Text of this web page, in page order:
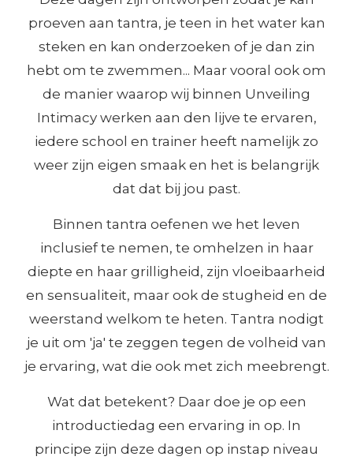
proeven aan tantra, je teen in het water kan
steken en kan onderzoeken of je dan zin
hebt om te zwemmen... Maar vooral ook om
de manier waarop wij binnen Unveiling
Intimacy werken aan den lijve te ervaren,
iedere school en trainer heeft namelijk zo
weer zijn eigen smaak en het is belangrijk
dat dat bij jou past.
Binnen tantra oefenen we het leven
inclusief te nemen, te omhelzen in haar
diepte en haar grilligheid, zijn vloeibaarheid
en sensualiteit, maar ook de stugheid en de
weerstand welkom te heten. Tantra nodigt
je uit om 'ja' te zeggen tegen de volheid van
je ervaring, wat die ook met zich meebrengt.
Wat dat betekent? Daar doe je op een
introductiedag een ervaring in op. In
principe zijn deze dagen op instap niveau